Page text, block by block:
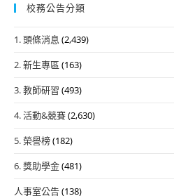
校務公告分類
1. 頭條消息 (2,439)
2. 新生專區 (163)
3. 教師研習 (493)
4. 活動&競賽(2,630)
5. 榮譽榜(182)
6. 獎助學金(481)
人事室公告(138)